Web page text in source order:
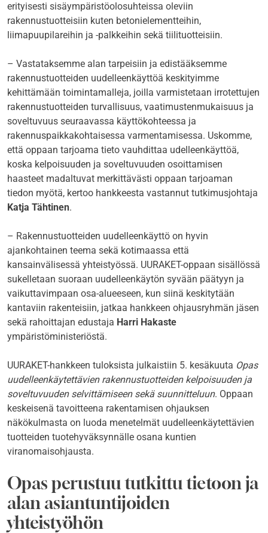
erityisesti sisäympäristöolosuhteissa oleviin
rakennustuotteisiin kuten betonielementteihin,
liimapuupilareihin ja -palkkeihin sekä tiilituotteisiin.
– Vastataksemme alan tarpeisiin ja edistääksemme
rakennustuotteiden uudelleenkäyttöä keskityimme
kehittämään toimintamalleja, joilla varmistetaan irrotettujen
rakennustuotteiden turvallisuus, vaatimustenmukaisuus ja
soveltuvuus seuraavassa käyttökohteessa ja
rakennuspaikkakohtaisessa varmentamisessa. Uskomme,
että oppaan tarjoama tieto vauhdittaa udelleenkäyttöä,
koska kelpoisuuden ja soveltuvuuden osoittamisen
haasteet madaltuvat merkittävästi oppaan tarjoaman
tiedon myötä, kertoo hankkeesta vastannut tutkimusjohtaja
Katja Tähtinen.
– Rakennustuotteiden uudelleenkäyttö on hyvin
ajankohtainen teema sekä kotimaassa että
kansainvälisessä yhteistyössä. UURAKET-oppaan sisällössä
sukelletaan suoraan uudelleenkäytön syvään päätyyn ja
vaikuttavimpaan osa-alueeseen, kun siinä keskitytään
kantaviin rakenteisiin, jatkaa hankkeen ohjausryhmän jäsen
sekä rahoittajan edustaja Harri Hakaste
ympäristöministeriöstä.
UURAKET-hankkeen tuloksista julkaistiin 5. kesäkuuta Opas
uudelleenkäytettävien rakennustuotteiden kelpoisuuden ja
soveltuvuuden selvittämiseen sekä suunnitteluun. Oppaan
keskeisenä tavoitteena rakentamisen ohjauksen
näkökulmasta on luoda menetelmät uudelleenkäytettävien
tuotteiden tuotehyväksynnälle osana kuntien
viranomaisohjausta.
Opas perustuu tutkittu tietoon ja
alan asiantuntijoiden
yhteistyöhön